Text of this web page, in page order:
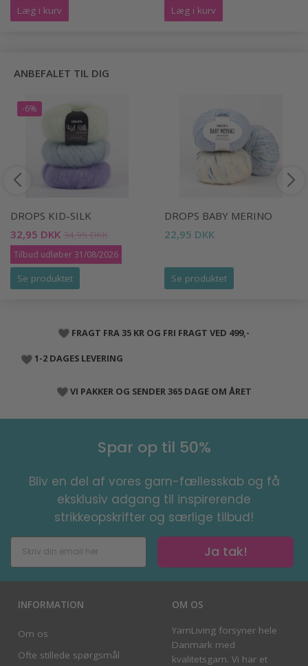
Læg i kurv Læg i kurv
ANBEFALET TIL DIG
-6%
DROPS KID-SILK
32,95 DKK 34,95 DKK
Tilbud udløber 31/08/2026
Se produktet
DROPS BABY MERINO
22,95 DKK
Se produktet
FRAGT FRA 35 KR OG FRI FRAGT VED 499,-
1-2 DAGES LEVERING
VI PAKKER OG SENDER 365 DAGE OM ÅRET
Spar op til 50%
Bliv en del af vores garn-fællesskab og få
eksklusiv adgang til inspirerende
strikkeopskrifter og særlige tilbud!
Ja tak!
INFORMATION
Om os
Ofte stillede spørgsmål
OM OS
YarnLiving forsyner hele
Danmark med
kvalitetsgarn. Vi har et